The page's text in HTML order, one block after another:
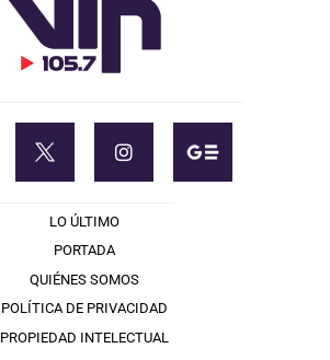
LO ÚLTIMO
PORTADA
QUIÉNES SOMOS
POLÍTICA DE PRIVACIDAD
PROPIEDAD INTELECTUAL